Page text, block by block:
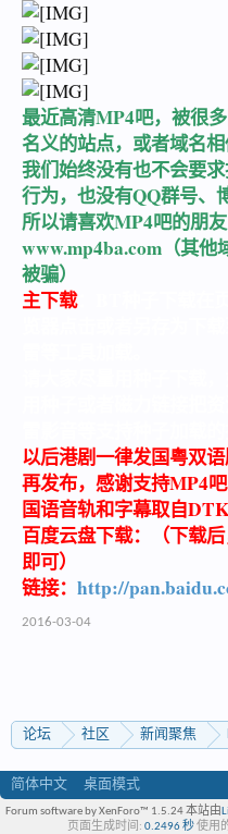
最近高清MP4吧，被很
名义的站点，或者域名相
我们始终没有也不会要
行为，也没有QQ群号、
所以请喜欢MP4吧的朋
www.mp4ba.com （其
被骗）
主下载：BT种子下载在
以后港剧一律发国粤双
再发布，感谢支持MP4吧
国语音轨和字幕取自
百度云盘下载：（下载
即可）
链接： http://
2016-03-04
论坛 社区 新闻聚焦
简体中文 桌面模式
Forum software by XenForo™ 1.5.24本站由
页面生成时间: 0.2496 秒 使用